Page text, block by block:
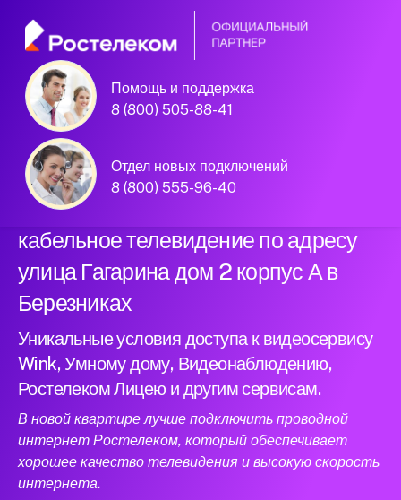
Помощь и поддержка
8 (800) 505-88-41
Отдел новых подключений
8 (800) 555-96-40
Официальный
партнер Ростелеком
Подключили новый интернет и
кабельное телевидение по адресу
улица Гагарина дом 2 корпус А в
Березниках
Уникальные условия доступа к видеосервису
Wink, Умному дому, Видеонаблюдению,
Ростелеком Лицею и другим сервисам.
В новой квартире лучше подключить проводной
интернет Ростелеком, который обеспечивает
хорошее качество телевидения и высокую скорость
интернета.